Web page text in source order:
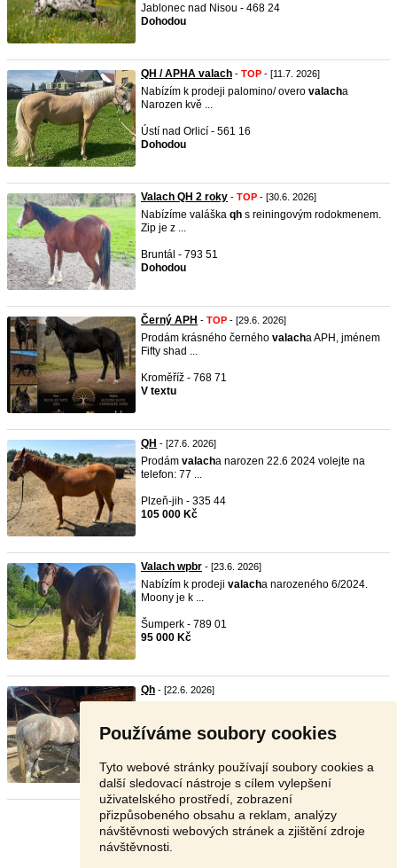
Používáme soubory cookies
Tyto webové stránky používají soubory cookies a
další sledovací nástroje s cílem vylepšení
uživatelského prostředí, zobrazení
přizpůsobeného obsahu a reklam, analýzy
návštěvnosti webových stránek a zjištění zdroje
návštěvnosti.
Jablonec nad Nisou - 468 24
Dohodou
QH / APHA valach - TOP - [11.7. 2026]
Nabízím k prodeji palomino/ overo valacha
Narozen kvě ...
Ústí nad Orlicí - 561 16
Dohodou
Valach QH 2 roky - TOP - [30.6. 2026]
Nabízíme valáška qh s reiningovým rodokmenem.
Zip je z ...
Bruntál - 793 51
Dohodou
Černý APH - TOP - [29.6. 2026]
Prodám krásného černého valacha APH, jménem
Fifty shad ...
Kroměříž - 768 71
V textu
QH - [27.6. 2026]
Prodám valacha narozen 22.6 2024 volejte na
telefon: 77 ...
Plzeň-jih - 335 44
105 000 Kč
Valach wpbr - [23.6. 2026]
Nabízím k prodeji valacha narozeného 6/2024.
Moony je k ...
Šumperk - 789 01
95 000 Kč
Qh - [22.6. 2026]
Dohodou
Stránka: 1 2 Další